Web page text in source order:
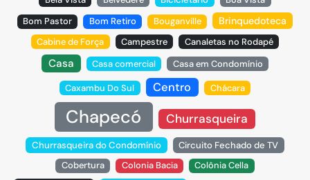
Bom Pastor
Bom Retiro Bouganville Brinquedoteca
Cabine de Força Campestre Canaletas no Rodapé
Casa Casa comercial Casa em Condomínio
Caxambu Do Sul Centro Chácara
Chapecó Churrasqueira
Churrasqueira do Condomínio
Circuito Fechado de TV
Cobertura
Colonia Bacia Colônia Cella